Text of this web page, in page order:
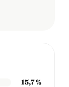
15,7 %